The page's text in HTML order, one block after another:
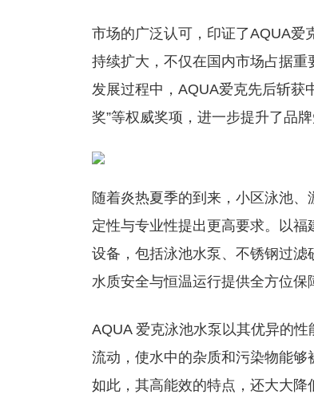
市场的广泛认可，印证了AQUA爱
持续扩大，不仅在国内市场占据
发展过程中，AQUA爱克先后斩获
奖”等权威奖项，进一步提升了品牌
随着炎热夏季的到来，小区泳池
定性与专业性提出更高要求。以
设备，包括泳池水泵、不锈钢过
水质安全与恒温运行提供全方位保
AQUA 爱克泳池水泵以其优异的
流动，使水中的杂质和污染物能
如此，其高能效的特点，还大大降